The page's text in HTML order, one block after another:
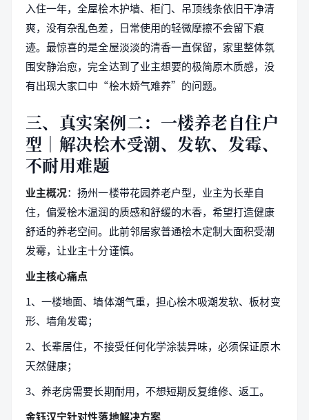
入住一年，全屋桧木护墙、柜门、吊顶线条依旧干净清
爽，没有杂乱色差，日常使用的轻微摩擦不会留下痕
迹。最惊喜的是全屋淡淡的清香一直保留，家里整体氛
围安静治愈，完全达到了业主想要的极简原木质感，没
有出现大家口中“桧木娇气难养”的问题。
三、真实案例二：一楼养老自住户
型｜解决桧木受潮、发软、发霉、
不耐用难题
业主概况：扬州一楼带花园养老户型，业主为长辈自
住，偏爱桧木温润的质感和舒缓的木香，希望打造健康
舒适的养老空间。此前邻居家普通桧木定制大面积受潮
发霉，让业主十分谨慎。
业主核心痛点
1、一楼地面、墙体潮气重，担心桧木吸潮发软、板材变
形、墙角发霉；
2、长辈居住，不接受任何化学涂装异味，必须保证原木
天然健康；
3、养老房需要长期耐用，不想短期反复维修、返工。
金钰汉宁针对性落地解决方案